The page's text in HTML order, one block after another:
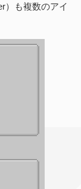
）も複数のアイ